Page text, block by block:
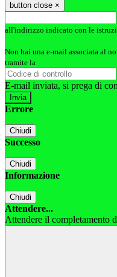
button close ×
all'indirizzo indicato con le
Non hai una e-mail associata al
tramite la
E-mail inviata, si prega di
Errore
Chiudi
Successo
Chiudi
Informazione
Chiudi
Attendere...
Attendere il completamento